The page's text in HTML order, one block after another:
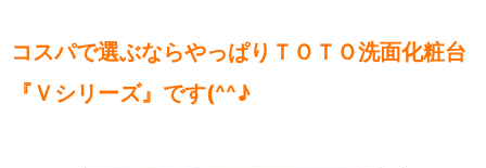
コスパで選ぶならやっぱりＴＯＴＯ洗面化粧台
『Ｖシリーズ』です(^^♪